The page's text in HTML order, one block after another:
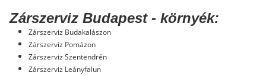
Zárszerviz Budapest - környék:
Zárszerviz Budakalászon
Zárszerviz Pomázon
Zárszerviz Szentendrén
Zárszerviz Leányfalun